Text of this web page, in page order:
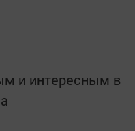
и интересным в